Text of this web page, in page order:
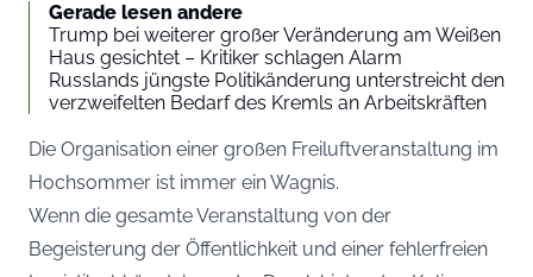
Gerade lesen andere
Trump bei weiterer großer Veränderung am Weißen
Haus gesichtet – Kritiker schlagen Alarm
Russlands jüngste Politikänderung unterstreicht den
verzweifelten Bedarf des Kremls an Arbeitskräften
Die Organisation einer großen Freiluftveranstaltung im
Hochsommer ist immer ein Wagnis.
Wenn die gesamte Veranstaltung von der
Begeisterung der Öffentlichkeit und einer fehlerfreien